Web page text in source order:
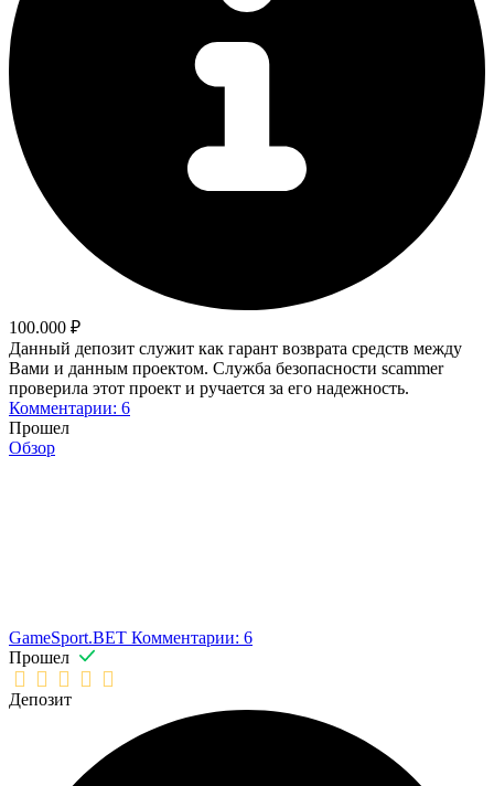
100.000 ₽
Данный депозит служит как гарант возврата средств между
Вами и данным проектом. Служба безопасности scammer
проверила этот проект и ручается за его надежность.
Комментарии: 6
Прошел
Обзор
GameSport.BET Комментарии: 6
Прошел
Депозит